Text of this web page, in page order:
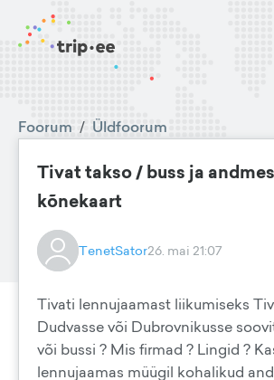
Foorum / Üldfoorum
Tivat takso / buss ja
kõnekaart
TenetSator26. mai 21:07
Tivati lennujaamast liikumiseks
Dudvasse või Dubrovnikusse
või bussi ? Mis firmad ? Lingid ?
lennujaamas müügil kohalikud